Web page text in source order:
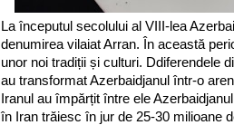
La începutul secolului al VIII-lea
denumirea vilaiat Arran. În această
unor noi tradiții și culturi. Ddiferendele
au transformat Azerbaidjanul într-o
Iranul au împărțit între ele
în Iran trăiesc în jur de 25-30 milioane